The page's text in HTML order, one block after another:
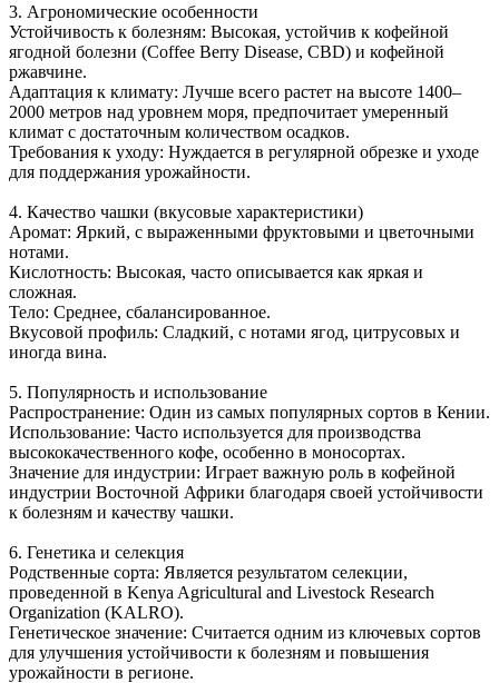
3. Агрономические особенности
Устойчивость к болезням: Высокая, устойчив к кофейной
ягодной болезни (Coffee Berry Disease, CBD) и кофейной
ржавчине.
Адаптация к климату: Лучше всего растет на высоте 1400–
2000 метров над уровнем моря, предпочитает умеренный
климат с достаточным количеством осадков.
Требования к уходу: Нуждается в регулярной обрезке и уходе
для поддержания урожайности.
4. Качество чашки (вкусовые характеристики)
Аромат: Яркий, с выраженными фруктовыми и цветочными
нотами.
Кислотность: Высокая, часто описывается как яркая и
сложная.
Тело: Среднее, сбалансированное.
Вкусовой профиль: Сладкий, с нотами ягод, цитрусовых и
иногда вина.
5. Популярность и использование
Распространение: Один из самых популярных сортов в Кении.
Использование: Часто используется для производства
высококачественного кофе, особенно в моносортах.
Значение для индустрии: Играет важную роль в кофейной
индустрии Восточной Африки благодаря своей устойчивости
к болезням и качеству чашки.
6. Генетика и селекция
Родственные сорта: Является результатом селекции,
проведенной в Kenya Agricultural and Livestock Research
Organization (KALRO).
Генетическое значение: Считается одним из ключевых сортов
для улучшения устойчивости к болезням и повышения
урожайности в регионе.